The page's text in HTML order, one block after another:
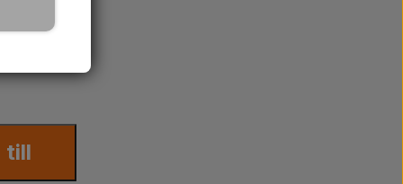
till